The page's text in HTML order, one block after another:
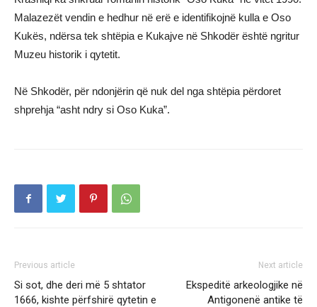
Malazezët vendin e hedhur në erë e identifikojnë kulla e Oso
Kukës, ndërsa tek shtëpia e Kukajve në Shkodër është ngritur
Muzeu historik i qytetit.
Në Shkodër, për ndonjërin që nuk del nga shtëpia përdoret
shprehja “asht ndry si Oso Kuka”.
Previous article
Si sot, dhe deri më 5 shtator
1666, kishte përfshirë qytetin e
Next article
Ekspeditë arkeologjike në
Antigonenë antike të